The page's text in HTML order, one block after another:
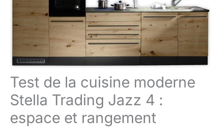
Test de la cuisine moderne
Stella Trading Jazz 4 :
espace et rangement